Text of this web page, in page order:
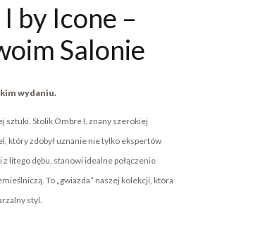
by Icone –
Salonie
wydaniu.
sztuki. Stolik Ombre I, znany szerokiej
który zdobył uznanie nie tylko ekspertów
litego dębu, stanowi idealne połączenie
To „gwiazda” naszej kolekcji, która
styl.